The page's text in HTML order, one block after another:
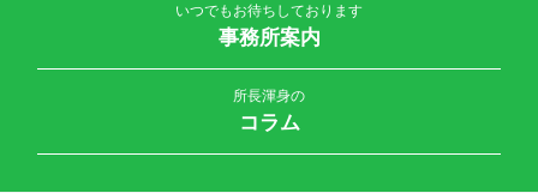
いつでもお待ちしております
事務所案内
所長渾身の
コラム